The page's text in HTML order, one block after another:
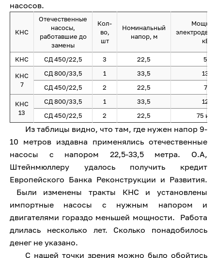
насосов.
КНС
Отечественные
насосы,
работавшие до
замены
Кол-
во,
шт
Номинальный
напор, м
кВт
КНС СД 450/22,5 3 22,5 55
КНС
7
СД 800/33,5 1 33,5
132
СД 450/22,5
2 22,5 75
КНС
13
СД 800/33,5 1 33,5
125
СД 450/22,5
2 22,5 75 и
Из таблицы видно, что там, где нужен напор 9-
10 метров издавна применялись отечественные
насосы с напором 22,5-33,5 метра. О.А,
Штейнмюллеру удалось получить кредит
Европейского Банка Реконструкции и Развития.
Были изменены тракты КНС и установлены
импортные насосы с нужным напором и
двигателями гораздо меньшей мощности. Работа
длилась несколько лет. Сколько понадобилось
денег не указано.
С нашей точки зрения можно было обойтись